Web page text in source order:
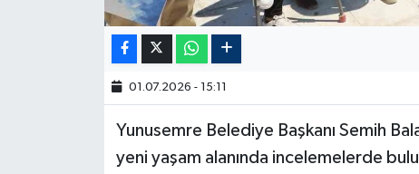
01.07.2026 - 15:11
Yunusemre Belediye Başkanı Semih
yeni yaşam alanında incelemelerde